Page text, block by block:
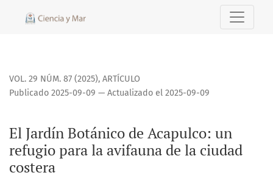
El Jardín Botánico de Acapulco: un refugio para la
VOL. 29 NÚM. 87 (2025), ARTÍCULO
El Jardín Botánico de Acapulco: un
refugio para la avifauna de la ciudad
costera
Publicado 2025-09-09 — Actualizado el 2025-09-09